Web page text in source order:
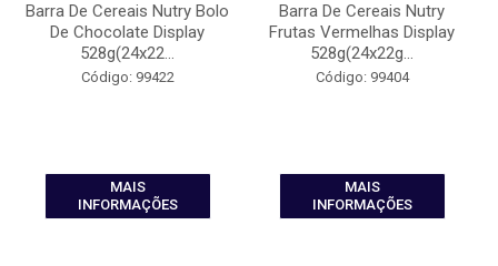
Barra De Cereais Nutry Bolo
De Chocolate Display
528g(24x22...
Código: 99422
MAIS
INFORMAÇÕES
Barra De Cereais Nutry
Frutas Vermelhas Display
528g(24x22g...
Código: 99404
MAIS
INFORMAÇÕES